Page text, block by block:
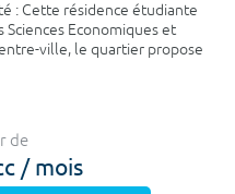
: Cette résidence étudiante
Economiques et
ville, le quartier propose
de
/ mois